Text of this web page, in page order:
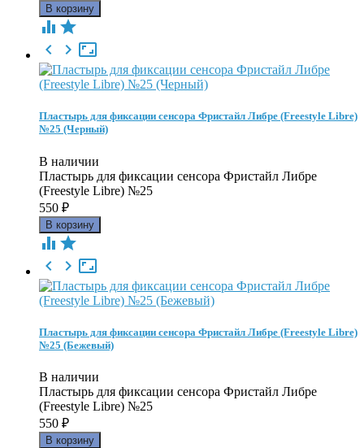
 

 
Пластырь для фиксации сенсора Фристайл Либре (Freestyle Libre)
№25 (Черный)
В наличии
Пластырь для фиксации сенсора Фристайл Либре
(Freestyle Libre) №25
550 ₽
 

 
Пластырь для фиксации сенсора Фристайл Либре (Freestyle Libre)
№25 (Бежевый)
В наличии
Пластырь для фиксации сенсора Фристайл Либре
(Freestyle Libre) №25
550 ₽